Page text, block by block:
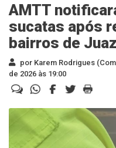
AMTT
sucatas após
bairros de
por Karem Rodrigues
de 2026 às 19:00